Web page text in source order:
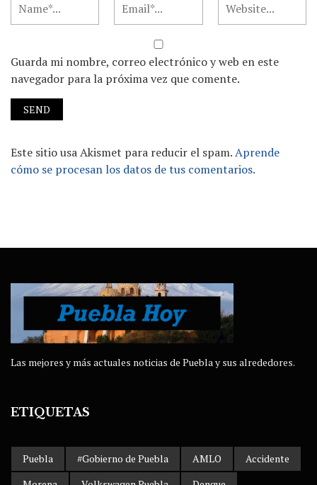
Guarda mi nombre, correo electrónico y web en este
navegador para la próxima vez que comente.
Este sitio usa Akismet para reducir el spam.Aprende
cómo se procesan los datos de tus comentarios.
Las mejores y más actuales noticias de Puebla y sus alrededores.
ETIQUETAS
Puebla #Gobierno de Puebla AMLO
Accidente